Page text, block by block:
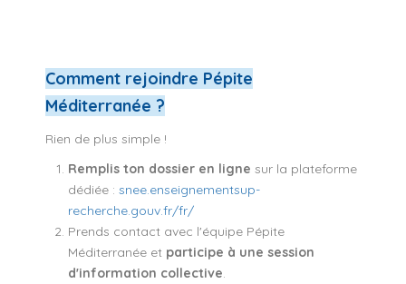
Comment rejoindre Pépite
Méditerranée ?
Rien de plus simple !
Remplis ton dossier en ligne sur la plateforme
dédiée : snee.enseignementsup-
recherche.gouv.fr/fr/
Prends contact avec l'équipe Pépite
Méditerranée et participe à une session
d'information collective.